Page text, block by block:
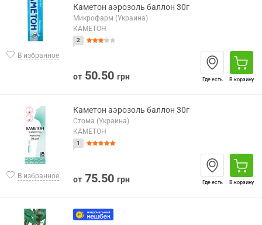
В избранное
Каметон аэрозоль баллон 30г
Микрофарм (Украина)
КАМЕТОН
2
от 50.50 грн Где есть В корзину
В избранное
Каметон аэрозоль баллон 30г
Стома (Украина)
КАМЕТОН
1
от 75.50 грн Где есть В корзину